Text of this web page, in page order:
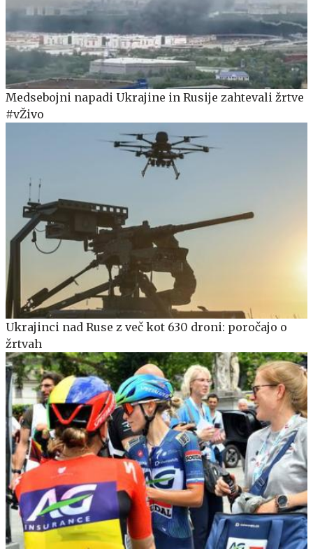
Medsebojni napadi Ukrajine in Rusije zahtevali žrtve
#vŽivo
Ukrajinci nad Ruse z več kot 630 droni: poročajo o
žrtvah